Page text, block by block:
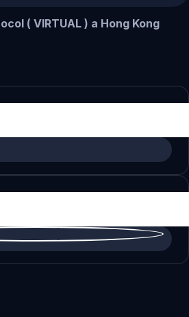
( VIRTUAL ) a Hong Kong